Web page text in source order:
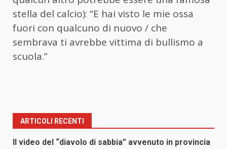
stella del calcio): “E hai visto le mie ossa
fuori con qualcuno di nuovo / che
sembrava ti avrebbe vittima di bullismo a
scuola.”
ARTICOLI RECENTI
Il video del “diavolo di sabbia” avvenuto in provincia